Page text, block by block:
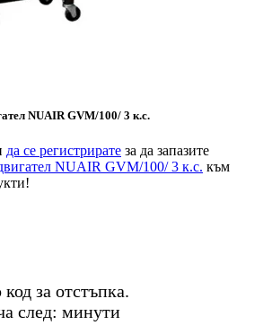
NUAIR GVM/100/ 3 к.с.
да се регистрирате за да запазите
NUAIR GVM/100/ 3 к.с. към
код за отстъпка.
след: минути